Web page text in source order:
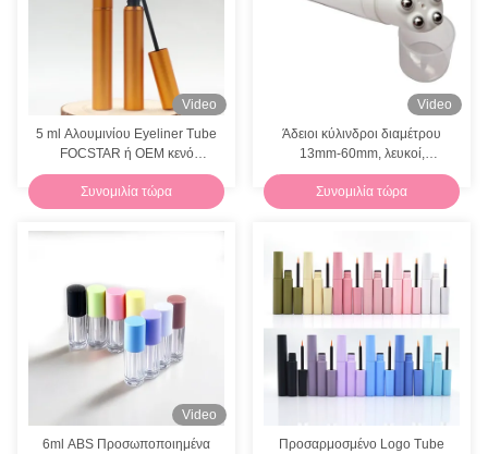
13pcs Υγειονομική περίθαλψη και Φροντίδα Κιτ Θερμομετρητής Χτένισμα Χτένισμα Νεογέννητα Κλιπς Νυχιών FOCSTAR
Φορητή Ηλεκτρική Μηχανή Λείανσης Νυχιών Μίνι Επαναφορτιζόμενη 2200mAh 30000RPM Χαμηλού Θορύβου
Προσαρμοσμένο λογότυπο φορητό μαστούκι νύφη και σπρώχτης ανοξείδωτο χάλυβα εργαλείο θυρίδα δώρο
Video
5 ml Αλουμινίου Eyeliner Tube
FOCSTAR ή OEM κενό
μπουκάλι Eyeliner
Συνομιλία τώρα
Video
Άδειοι κύλινδροι διαμέτρου
13mm-60mm, λευκοί,
επαναγεμιζόμενοι κύλινδροι
Συνομιλία τώρα
Video
6ml ABS Προσωποποιημένα
Προσαρμοσμένο Logo Tube